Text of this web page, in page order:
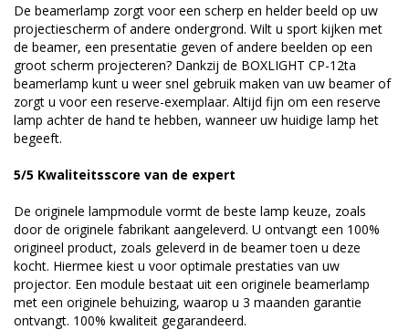
De beamerlamp zorgt voor een scherp en helder beeld op uw
projectiescherm of andere ondergrond. Wilt u sport kijken met
de beamer, een presentatie geven of andere beelden op een
groot scherm projecteren? Dankzij de BOXLIGHT CP-12ta
beamerlamp kunt u weer snel gebruik maken van uw beamer of
zorgt u voor een reserve-exemplaar. Altijd fijn om een reserve
lamp achter de hand te hebben, wanneer uw huidige lamp het
begeeft.
5/5 Kwaliteitsscore van de expert
De originele lampmodule vormt de beste lamp keuze, zoals
door de originele fabrikant aangeleverd. U ontvangt een 100%
origineel product, zoals geleverd in de beamer toen u deze
kocht. Hiermee kiest u voor optimale prestaties van uw
projector. Een module bestaat uit een originele beamerlamp
met een originele behuizing, waarop u 3 maanden garantie
ontvangt. 100% kwaliteit gegarandeerd.